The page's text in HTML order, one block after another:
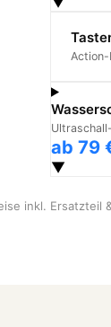
ab 79
▼
inkl. Ersatzteil